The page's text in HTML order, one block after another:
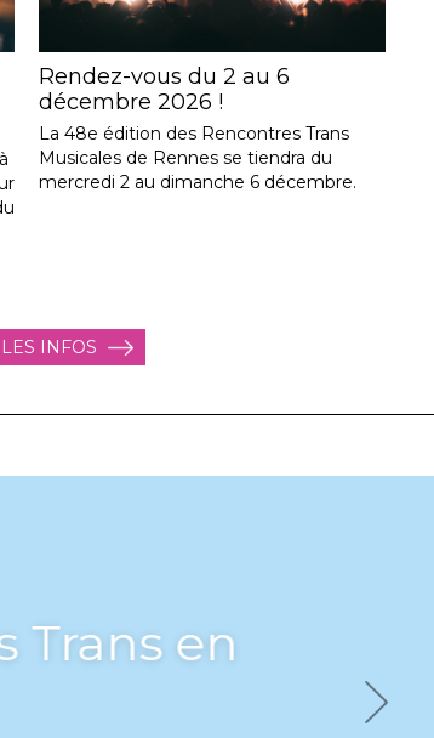
Rendez-vous du 2 au 6
décembre 2026 !
La 48e édition des Rencontres Trans
Musicales de Rennes se tiendra du
mercredi 2 au dimanche 6 décembre.
INFOS
Trans en
Next